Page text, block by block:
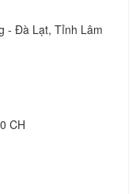
- Đà Lạt, Tỉnh Lâm
CH